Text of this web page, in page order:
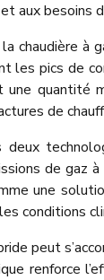
aux besoins
chaudière à
les pics de
une
de
de gaz
une
conditions
peut
renforce